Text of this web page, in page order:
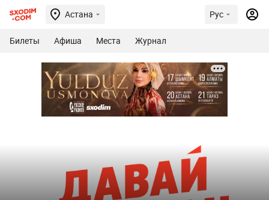
Астана Рус
Билеты Афиша Места Журнал